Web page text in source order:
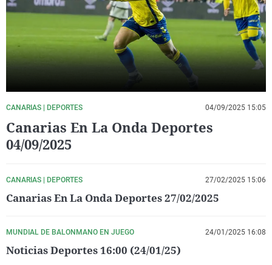
La rosa de los vientos
Como el perro y el
Equipo de
Operación Viuda
Extremadura
La Rioja
Navarra
País Vasco
Elecciones
CANARIAS | DEPORTES 04/09/2025 15:05
Canarias En La Onda Deportes
04/09/2025
CANARIAS | DEPORTES 27/02/2025 15:06
Canarias En La Onda Deportes 27/02/2025
MUNDIAL DE BALONMANO EN JUEGO 24/01/2025 16:08
Noticias Deportes 16:00 (24/01/25)